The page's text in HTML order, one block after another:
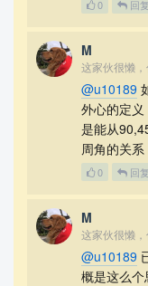
0 回复
M
这家伙很懒，
@u10189
外心的定
是能从
周角的关系
0 回复
M
这家伙很懒，
@u10189
概是这么个